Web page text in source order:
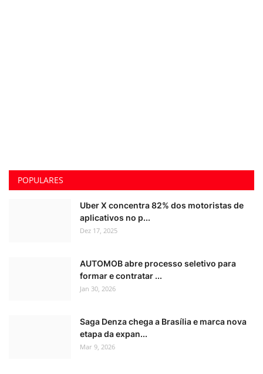
POPULARES
Uber X concentra 82% dos motoristas de
aplicativos no p...
Dez 17, 2025
AUTOMOB abre processo seletivo para
formar e contratar ...
Jan 30, 2026
Saga Denza chega a Brasília e marca nova
etapa da expan...
Mar 9, 2026